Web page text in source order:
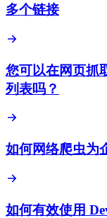
多个链接
您可以在网页抓
列表吗？
如何网络爬虫为
如何有效使用